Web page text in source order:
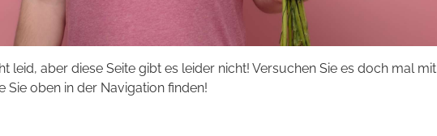
leid, aber diese Seite gibt es leider nicht! Versuchen Sie es doch mal mit
Sie oben in der Navigation finden!